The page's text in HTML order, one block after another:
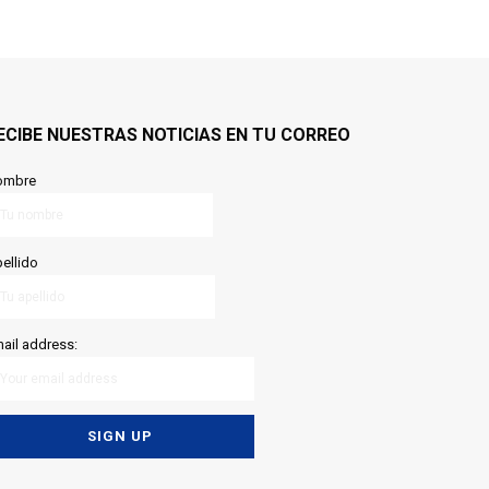
NUESTRAS NOTICIAS EN TU CORREO
address: